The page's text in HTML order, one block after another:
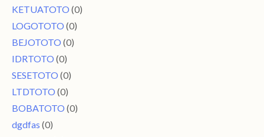
KETUATOTO (0)
LOGOTOTO (0)
BEJOTOTO (0)
IDRTOTO (0)
SESETOTO (0)
LTDTOTO (0)
BOBATOTO (0)
dgdfas (0)